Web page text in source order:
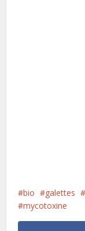
bio galettes
mycotoxine